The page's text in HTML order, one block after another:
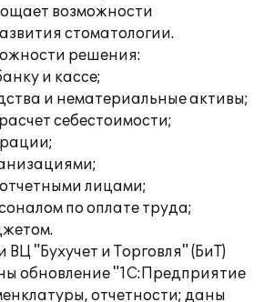
возможности
стоматологии.
решения:
и кассе;
и нематериальные активы;
себестоимости;
лицами;
по оплате труда;
"Бухучет и Торговля" (БиТ)
обновление "1С:Предприятие
отчетности; даны